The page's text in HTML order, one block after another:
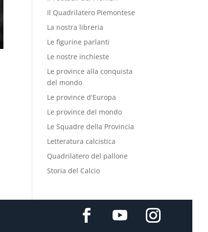
Il Quadrilatero Piemontese
La nostra libreria
Le figurine parlanti
Le nostre inchieste
Le province alla conquista
del mondo
Le province d'Europa
Le province del mondo
Le Squadre della Provincia
Letteratura calcistica
Quadrilatero del pallone
Storia del Calcio